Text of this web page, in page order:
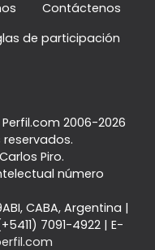
Contáctenos
de participación
2006-2026
Piro.
número
, CABA, Argentina |
7091-4922| E-